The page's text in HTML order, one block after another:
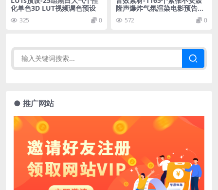
化单色3D LUT视频调色预设
325 0
隆声爆炸气氛渲染电影预告片
无损音效
572 0
● 推广网站